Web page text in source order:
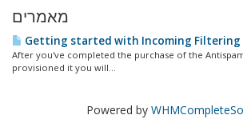
מאמרים
Getting started with Incoming Filtering
After you've completed the purchase of the
provisioned it you will...
Powered by